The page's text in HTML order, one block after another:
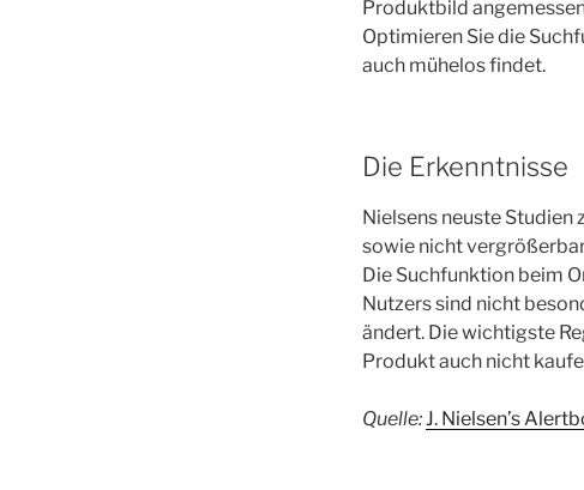
Produktbild
Optimieren Sie die
auch mühelos findet.
Die Erkenntnisse
Nielsens neuste
sowie nicht
Die Suchfunktion beim
Nutzers sind nicht
ändert. Die wichtigste
Produkt auch nicht
Quelle:J. Nielsen’s